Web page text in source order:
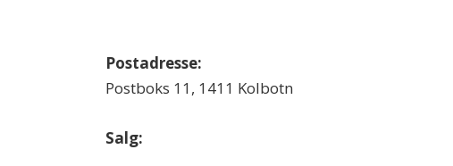
Postadresse:
Postboks 11, 1411 Kolbotn
Salg: